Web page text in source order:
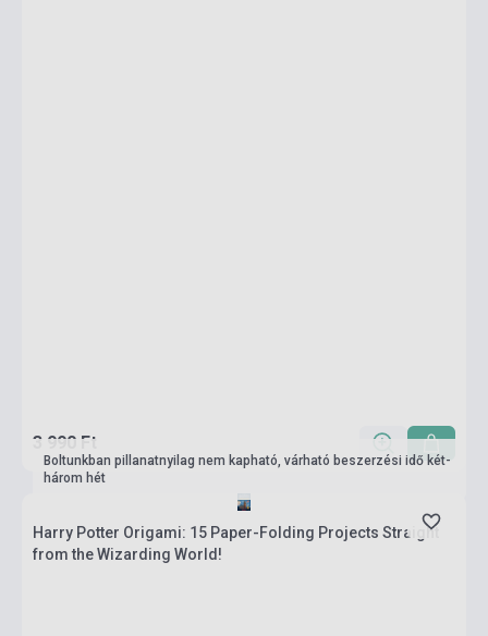
3 990 Ft
Boltunkban pillanatnyilag nem kapható, várható beszerzési idő két-
három hét
Harry Potter Origami: 15 Paper-Folding Projects Straight
from the Wizarding World!